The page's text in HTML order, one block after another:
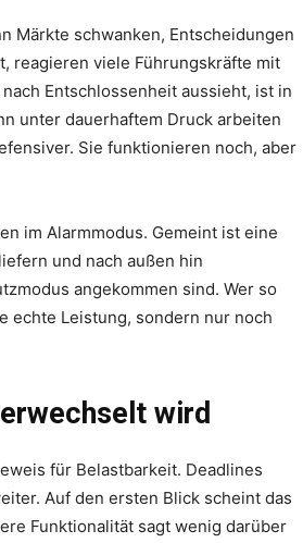
Märkte schwanken, Entscheidungen
reagieren viele Führungskräfte mit
Entschlossenheit aussieht, ist in
unter dauerhaftem Druck arbeiten
Sie funktionieren noch, aber
im Alarmmodus. Gemeint ist eine
und nach außen hin
angekommen sind. Wer so
echte Leistung, sondern nur noch
wird
für Belastbarkeit. Deadlines
Auf den ersten Blick scheint das
Funktionalität sagt wenig darüber